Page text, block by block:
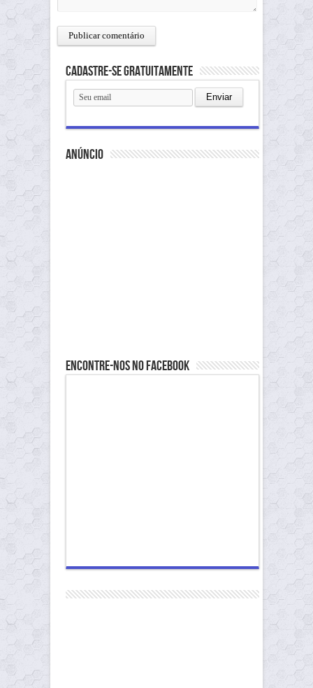
Cadastre-se gratuitamente
anúncio
Encontre-nos no Facebook